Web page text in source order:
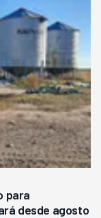
para
desde agosto